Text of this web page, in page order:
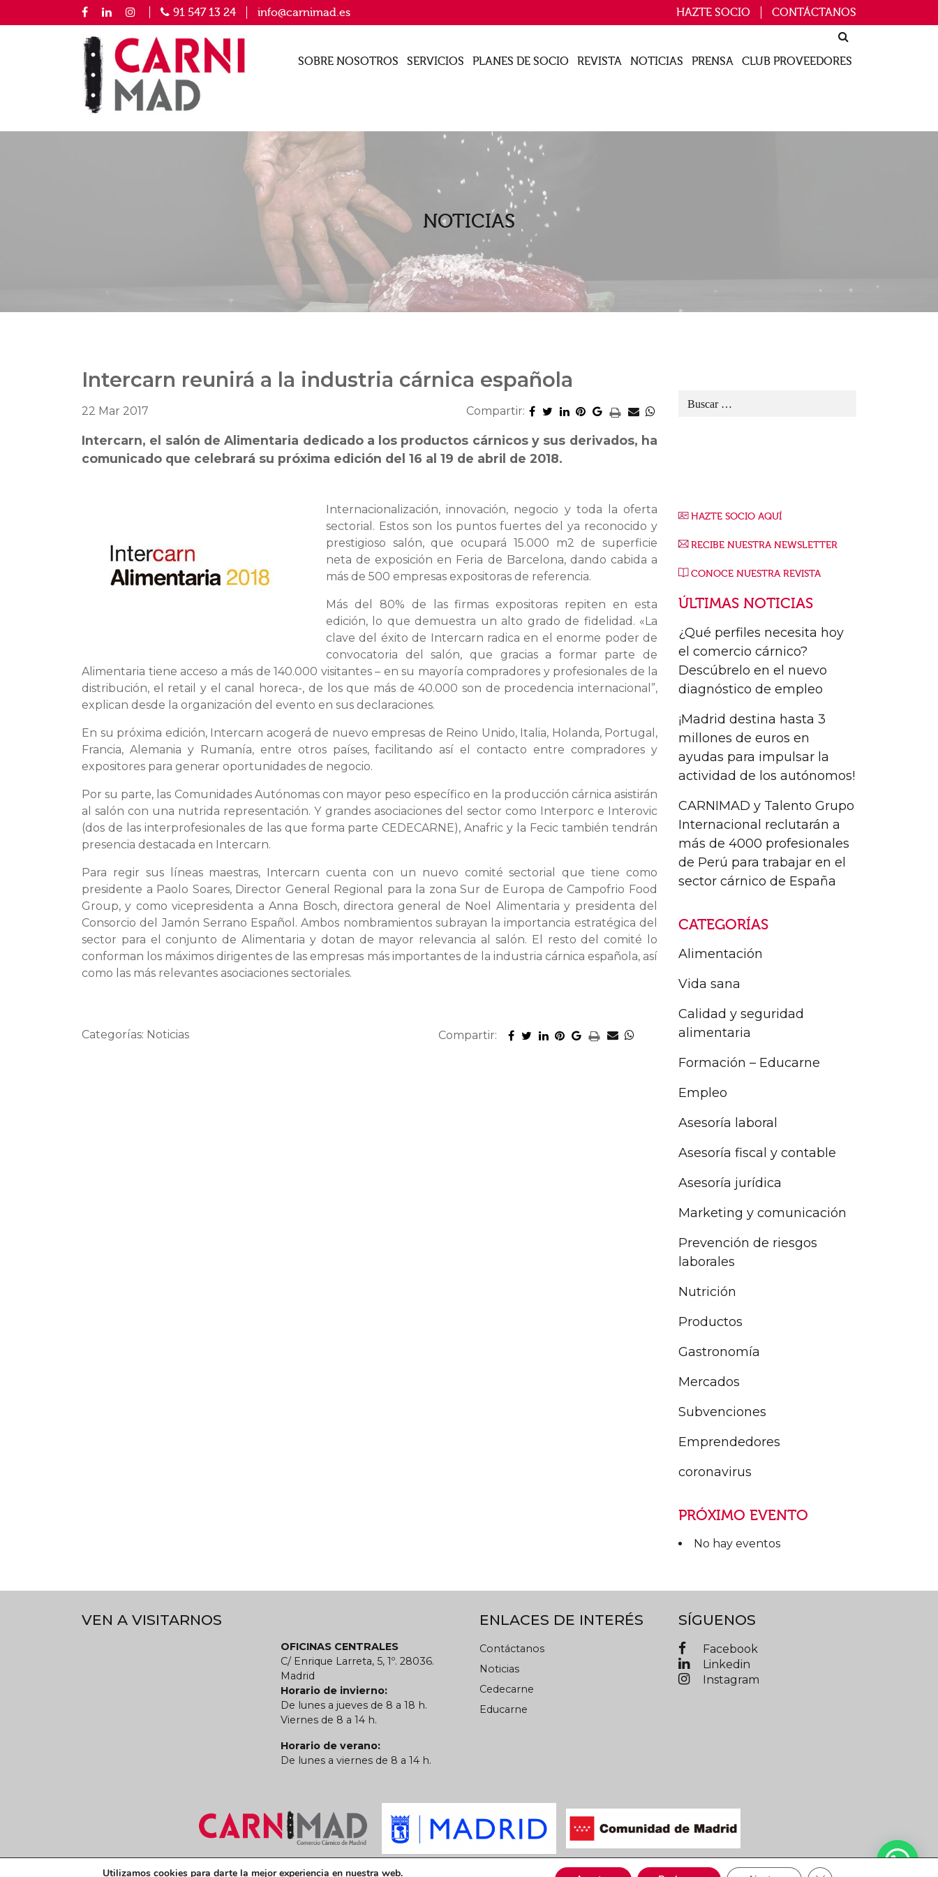
91 547 13 24 info@carnimad.es HAZTE SOCIO CONTÁCTANOS
SOBRE NOSOTROS SERVICIOS PLANES DE SOCIO REVISTA NOTICIAS PRENSA CLUB PROVEEDORES
NOTICIAS
Intercarn reunirá a la industria cárnica española
22 Mar 2017 Compartir:
Intercarn, el salón de Alimentaria dedicado a los productos cárnicos y sus derivados, ha
comunicado que celebrará su próxima edición del 16 al 19 de abril de 2018.
Internacionalización, innovación, negocio y toda la oferta
sectorial. Estos son los puntos fuertes del ya reconocido y
prestigioso salón, que ocupará 15.000 m2 de superficie
neta de exposición en Feria de Barcelona, dando cabida a
más de 500 empresas expositoras de referencia.
Más del 80% de las firmas expositoras repiten en esta
edición, lo que demuestra un alto grado de fidelidad. «La
clave del éxito de Intercarn radica en el enorme poder de
convocatoria del salón, que gracias a formar parte de
Alimentaria tiene acceso a más de 140.000 visitantes – en su mayoría compradores y profesionales de la
distribución, el retail y el canal horeca-, de los que más de 40.000 son de procedencia internacional”,
explican desde la organización del evento en sus declaraciones.
En su próxima edición, Intercarn acogerá de nuevo empresas de Reino Unido, Italia, Holanda, Portugal,
Francia, Alemania y Rumanía, entre otros países, facilitando así el contacto entre compradores y
expositores para generar oportunidades de negocio.
Por su parte, las Comunidades Autónomas con mayor peso específico en la producción cárnica asistirán
al salón con una nutrida representación. Y grandes asociaciones del sector como Interporc e Interovic
(dos de las interprofesionales de las que forma parte CEDECARNE), Anafric y la Fecic también tendrán
presencia destacada en Intercarn.
Para regir sus líneas maestras, Intercarn cuenta con un nuevo comité sectorial que tiene como
presidente a Paolo Soares, Director General Regional para la zona Sur de Europa de Campofrio Food
Group, y como vicepresidenta a Anna Bosch, directora general de Noel Alimentaria y presidenta del
Consorcio del Jamón Serrano Español. Ambos nombramientos subrayan la importancia estratégica del
sector para el conjunto de Alimentaria y dotan de mayor relevancia al salón. El resto del comité lo
conforman los máximos dirigentes de las empresas más importantes de la industria cárnica española, así
como las más relevantes asociaciones sectoriales.
Categorías: Noticias Compartir:
HAZTE SOCIO AQUÍ
RECIBE NUESTRA NEWSLETTER
CONOCE NUESTRA REVISTA
ÚLTIMAS NOTICIAS
¿Qué perfiles necesita hoy
el comercio cárnico?
Descúbrelo en el nuevo
diagnóstico de empleo
¡Madrid destina hasta 3
millones de euros en
ayudas para impulsar la
actividad de los autónomos!
CARNIMAD y Talento Grupo
Internacional reclutarán a
más de 4000 profesionales
de Perú para trabajar en el
sector cárnico de España
CATEGORÍAS
Alimentación
Vida sana
Calidad y seguridad
alimentaria
Formación – Educarne
Empleo
Asesoría laboral
Asesoría fiscal y contable
Asesoría jurídica
Marketing y comunicación
Prevención de riesgos
laborales
Nutrición
Productos
Gastronomía
Mercados
Subvenciones
Emprendedores
coronavirus
PRÓXIMO EVENTO
No hay eventos
VEN A VISITARNOS
OFICINAS CENTRALES
C/ Enrique Larreta, 5, 1º. 28036.
Madrid
Horario de invierno:
De lunes a jueves de 8 a 18 h.
Viernes de 8 a 14 h.
Horario de verano:
De lunes a viernes de 8 a 14 h.
ENLACES DE INTERÉS
Contáctanos
Noticias
Cedecarne
Educarne
SÍGUENOS
Facebook
Linkedin
Instagram
Términos y condiciones legales Política de privacidad Política de cookies CARNIMAD © 2019 Todos los derechos reservados
Utilizamos cookies para darte la mejor experiencia en nuestra web.